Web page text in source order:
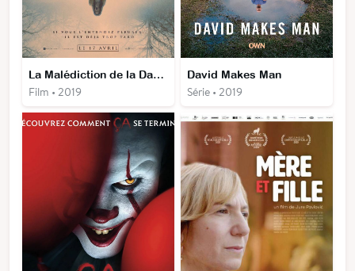
La Malédiction de la Dame Blanche
Film • 2019
David Makes Man
Série • 2019